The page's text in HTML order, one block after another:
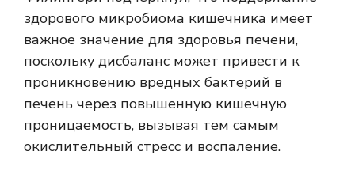
здорового микробиома кишечника имеет
важное значение для здоровья печени,
поскольку дисбаланс может привести к
проникновению вредных бактерий в
печень через повышенную кишечную
проницаемость, вызывая тем самым
окислительный стресс и воспаление.